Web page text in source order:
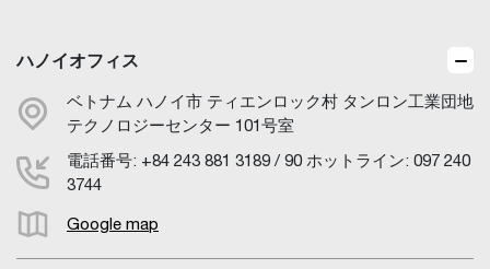
ハノイオフィス
ベトナム ハノイ市 ティエンロック村 タンロン工業団地
テクノロジーセンター 101号室
電話番号: +84 243 881 3189 / 90 ホットライン: 097 240
3744
Google map